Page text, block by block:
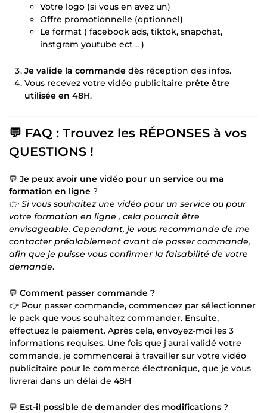
Votre logo (si vous en avez un)
Offre promotionnelle (optionnel)
Le format ( facebook ads, tiktok, snapchat,
instgram youtube ect .. )
Je valide la commande dès réception des infos.
Vous recevez votre vidéo publicitaire prête être
utilisée en 48H.
💬 FAQ : Trouvez les RÉPONSES à vos
QUESTIONS !
💬 Je peux avoir une vidéo pour un service ou ma
formation en ligne ?
👉 Si vous souhaitez une vidéo pour un service ou pour
votre formation en ligne , cela pourrait être
envisageable. Cependant, je vous recommande de me
contacter préalablement avant de passer commande,
afin que je puisse vous confirmer la faisabilité de votre
demande.
💬 Comment passer commande ?
👉 Pour passer commande, commencez par sélectionner
le pack que vous souhaitez commander. Ensuite,
effectuez le paiement. Après cela, envoyez-moi les 3
informations requises. Une fois que j'aurai validé votre
commande, je commencerai à travailler sur votre vidéo
publicitaire pour le commerce électronique, que je vous
livrerai dans un délai de 48H
💬 Est-il possible de demander des modifications ?